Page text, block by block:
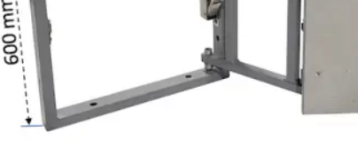
PUSH system
-25 %